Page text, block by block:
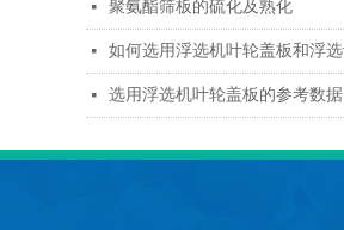
넷 聚氨酯筛板的硫化及熟化
넷
넷 选用浮选机叶轮盖板的参考数据